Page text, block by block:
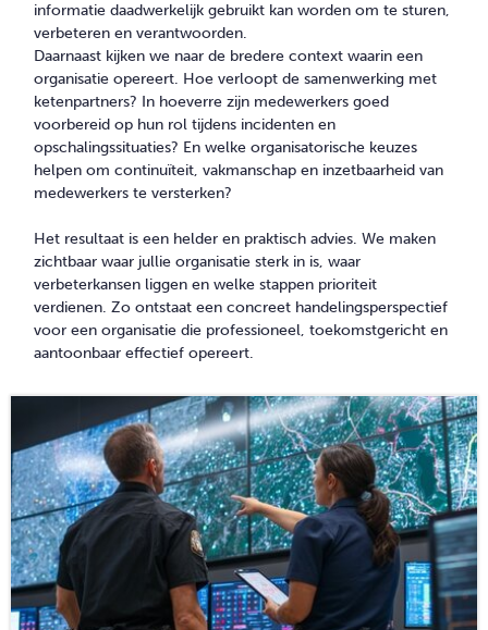
informatie daadwerkelijk gebruikt kan worden om te sturen,
verbeteren en verantwoorden.
Daarnaast kijken we naar de bredere context waarin een
organisatie opereert. Hoe verloopt de samenwerking met
ketenpartners? In hoeverre zijn medewerkers goed
voorbereid op hun rol tijdens incidenten en
opschalingssituaties? En welke organisatorische keuzes
helpen om continuïteit, vakmanschap en inzetbaarheid van
medewerkers te versterken?
Het resultaat is een helder en praktisch advies. We maken
zichtbaar waar jullie organisatie sterk in is, waar
verbeterkansen liggen en welke stappen prioriteit
verdienen. Zo ontstaat een concreet handelingsperspectief
voor een organisatie die professioneel, toekomstgericht en
aantoonbaar effectief opereert.